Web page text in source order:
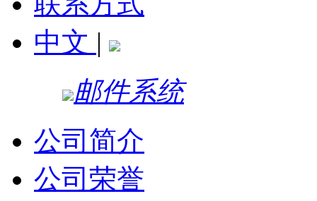
中文 |
邮件系统
公司简介
公司荣誉